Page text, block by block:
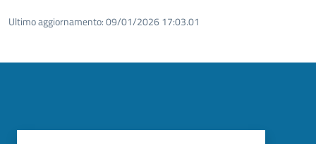
Ultimo aggiornamento:09/01/2026 17:03.01